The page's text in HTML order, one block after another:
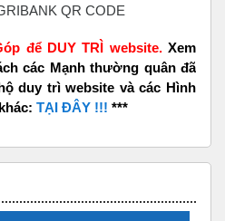
để DUY TRÌ website. Xem
các Mạnh thường quân đã
duy trì website và các Hình
TẠI ĐÂY !!! ***